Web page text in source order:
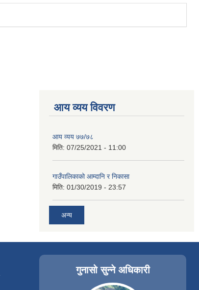
आय व्यय विवरण
आय व्यय ७७/७८
मिति: 07/25/2021 - 11:00
गाउँपालिकाको आम्दानि र निकासा
मिति: 01/30/2019 - 23:57
अन्य
गुनासो सुन्ने अधिकारी